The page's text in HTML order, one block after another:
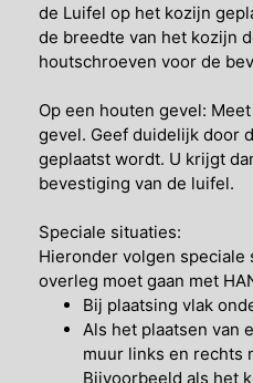
de Luifel op het kozijn
de breedte van het kozijn
houtschroeven voor de
Op een houten gevel:
gevel. Geef duidelijk door
geplaatst wordt. U krijgt
bevestiging van de luifel.
Speciale situaties:
Hieronder volgen speciale
overleg moet gaan met
Bij plaatsing vlak
Als het plaatsen van
muur links en rechts
Bijvoorbeeld als het